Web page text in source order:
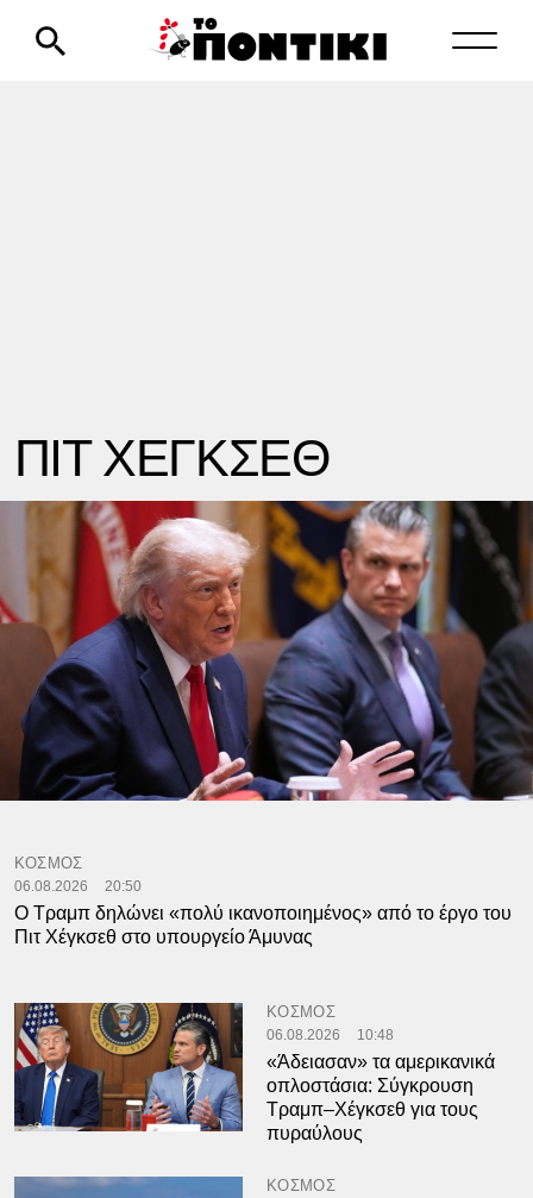
ΠΙΤ ΧΕΓΚΣΕΘ
ΚΟΣΜΟΣ
06.08.2026 20:50
Ο Τραμπ δηλώνει «πολύ ικανοποιημένος» από το έργο του
Πιτ Χέγκσεθ στο υπουργείο Άμυνας
ΚΟΣΜΟΣ
06.08.2026 10:48
«Άδειασαν» τα αμερικανικά
οπλοστάσια: Σύγκρουση
Τραμπ–Χέγκσεθ για τους
πυραύλους
ΚΟΣΜΟΣ